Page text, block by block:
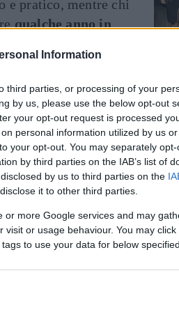
Information
third parties, or processing of your
by us, please use the below opt-out
your opt-out request is processed
personal information utilized by us
your opt-out. You may separately
by third parties on the IAB’s list of
by us to third parties on the
it to other third parties.
or more Google services and may
or usage behaviour. You may
to use your data for below
e pratico, mentre chi
qualche anno in
semplice, che si
Un minidress
con pantaloni a
un